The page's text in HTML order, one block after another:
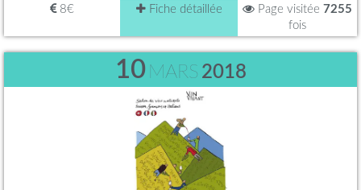
8€ Fiche détaillée Page visitée 7255
fois
10 MARS 2018